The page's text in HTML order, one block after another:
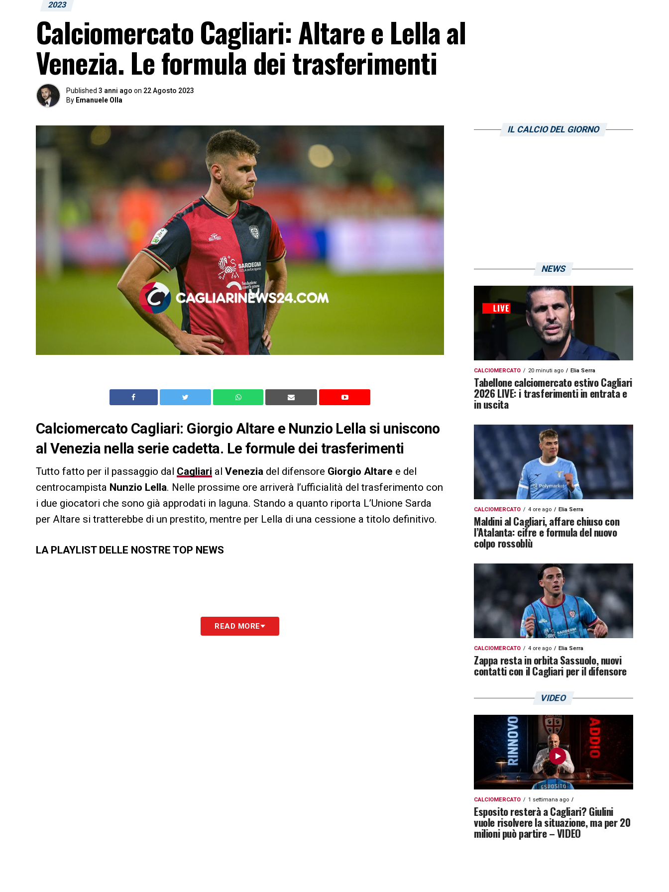
2023
Calciomercato Cagliari: Altare e Lella al
Venezia. Le formula dei trasferimenti
Published 3 anni ago on 22 Agosto 2023
By Emanuele Olla
Calciomercato Cagliari: Giorgio Altare e Nunzio Lella si uniscono
al Venezia nella serie cadetta. Le formule dei trasferimenti
Tutto fatto per il passaggio dal Cagliari al Venezia del difensore Giorgio Altare e del
centrocampista Nunzio Lella. Nelle prossime ore arriverà l’ufficialità del trasferimento con
i due giocatori che sono già approdati in laguna. Stando a quanto riporta L’Unione Sarda
per Altare si tratterebbe di un prestito, mentre per Lella di una cessione a titolo definitivo.
LA PLAYLIST DELLE NOSTRE TOP NEWS
READ MORE
IL CALCIO DEL GIORNO
NEWS
CALCIOMERCATO 20 minuti ago Elia Serra
Tabellone calciomercato estivo Cagliari
2026 LIVE: i trasferimenti in entrata e
in uscita
CALCIOMERCATO 4 ore ago Elia Serra
Maldini al Cagliari, affare chiuso con
l’Atalanta: cifre e formula del nuovo
colpo rossoblù
CALCIOMERCATO 4 ore ago Elia Serra
Zappa resta in orbita Sassuolo, nuovi
contatti con il Cagliari per il difensore
VIDEO
CALCIOMERCATO 1 settimana ago
Esposito resterà a Cagliari? Giulini
vuole risolvere la situazione, ma per 20
milioni può partire – VIDEO